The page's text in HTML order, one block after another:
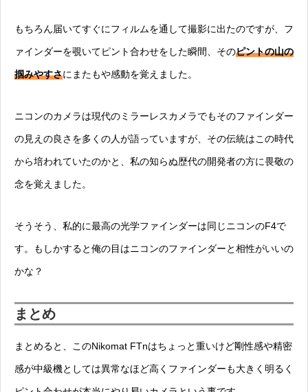
もちろん届いてすぐにフィルムを通して撮影に出たのですが、フ
ァインダーを覗いてピント合わせをした瞬間、そのピントの山の
掴みやすさにまたもや感動を覚えました。
ニコンのカメラは現代のミラーレスカメラでもそのファインダー
の見えの良さを多くの人が語っていますが、その伝統はこの時代
から培われていたのかと、私の知らぬ歴代の開発者の方に畏敬の
念を覚えました。
そうそう、私的に最高の光学ファインダーは同じニコンのF4で
す。もしかすると俺の目はニコンのファインダーと相性がいいの
かな？
まとめ
まとめると、このNikomat FTnはちょっと重いけど剛性感や精密
感が中級機としては異常なほど高くファインダーも大きく明るく